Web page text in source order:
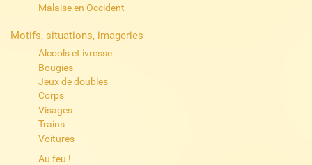
Malaise en Occident
Motifs, situations, imageries
Alcools et ivresse
Bougies
Jeux de doubles
Corps
Visages
Trains
Voitures
Au feu !